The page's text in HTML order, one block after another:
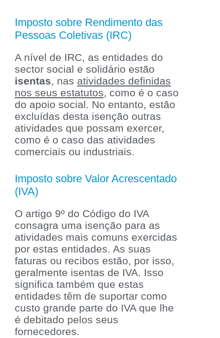
Imposto sobre Rendimento das
Pessoas Coletivas (IRC)
A nível de IRC, as entidades do
sector social e solidário estão
isentas, nas atividades definidas
nos seus estatutos, como é o caso
do apoio social. No entanto, estão
excluídas desta isenção outras
atividades que possam exercer,
como é o caso das atividades
comerciais ou industriais.
Imposto sobre Valor Acrescentado
(IVA)
O artigo 9º do Código do IVA
consagra uma isenção para as
atividades mais comuns exercidas
por estas entidades. As suas
faturas ou recibos estão, por isso,
geralmente isentas de IVA. Isso
significa também que estas
entidades têm de suportar como
custo grande parte do IVA que lhe
é debitado pelos seus
fornecedores.